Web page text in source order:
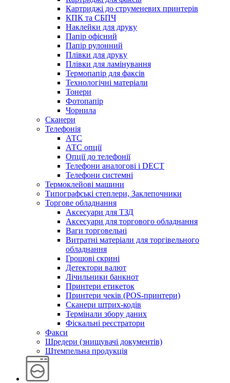
Картриджі до струменевих принтерів
КПК та СБПЧ
Наклейки для друку
Папір офісний
Папір рулонний
Плівки для друку
Плівки для ламінування
Термопапір для факсів
Технологічні матеріали
Тонери
Фотопапір
Чорнила
Сканери
Телефонія
АТС
АТС опції
Опції до телефонії
Телефони аналогові і DECT
Телефони системні
Термоклейові машини
Типографські степлери, Заклепочники
Торгове обладнання
Аксесуари для ТЗД
Аксесуари для торгового обладнання
Ваги торговельні
Витратні матеріали для торгівельного
обладнання
Грошові скрині
Детектори валют
Лічильники банкнот
Принтери етикеток
Принтери чеків (POS-принтери)
Сканери штрих-кодів
Термінали збору даних
Фіскальні реєстратори
Факси
Шредери (знищувачі документів)
Штемпельна продукція